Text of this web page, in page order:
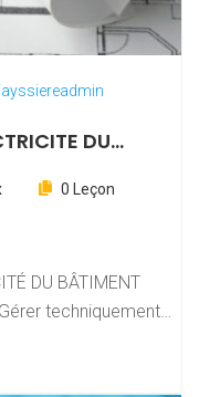
DU
0 Leçon
DU BÂTIMENT
techniquement